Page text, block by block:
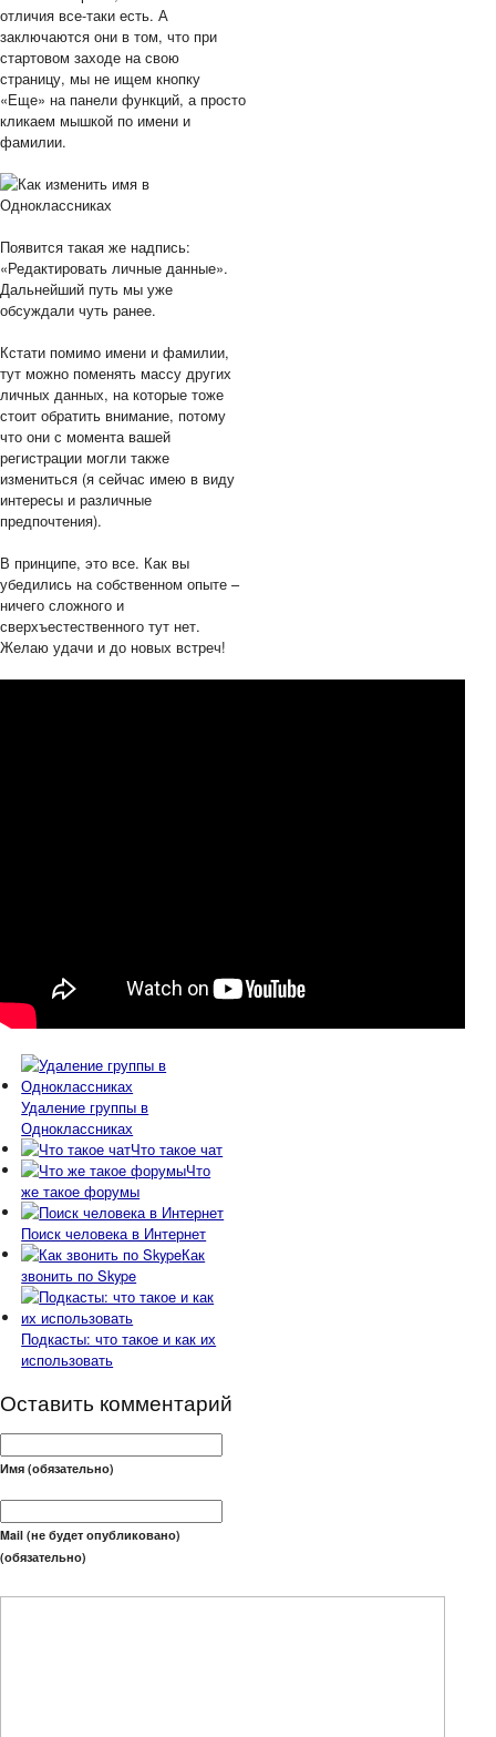
отличия все-таки есть. А
заключаются они в том, что при
стартовом заходе на свою
страницу, мы не ищем кнопку
«Еще» на панели функций, а просто
кликаем мышкой по имени и
фамилии.
Появится такая же надпись:
«Редактировать личные данные».
Дальнейший путь мы уже
обсуждали чуть ранее.
Кстати помимо имени и фамилии,
тут можно поменять массу других
личных данных, на которые тоже
стоит обратить внимание, потому
что они с момента вашей
регистрации могли также
измениться (я сейчас имею в виду
интересы и различные
предпочтения).
В принципе, это все. Как вы
убедились на собственном опыте –
ничего сложного и
сверхъестественного тут нет.
Желаю удачи и до новых встреч!
Удаление группы в
Одноклассниках
Что такое чат
Что
же такое форумы
Поиск человека в Интернет
Как
звонить по Skype
Подкасты: что такое и как их
использовать
Оставить комментарий
Имя (обязательно)
Mail (не будет опубликовано)
(обязательно)